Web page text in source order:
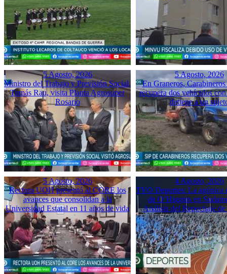
5 Agosto, 2026
Ministro del Trabajo y Previsión Social,
Tomás Rau, visita Planta Agrosuper
Rosario
5 Agosto, 2026
En Graneros,
recupera dos vehículos
detiene a un
5 Agosto, 2026
Rectora UOH presentó al CORE los
avances que consolidan a la
Universidad Estatal en 11 años de vida
4 Agosto, 2026
TVO Deportes: La agónica
de O’Higgins en
Análisis del Repechaje de